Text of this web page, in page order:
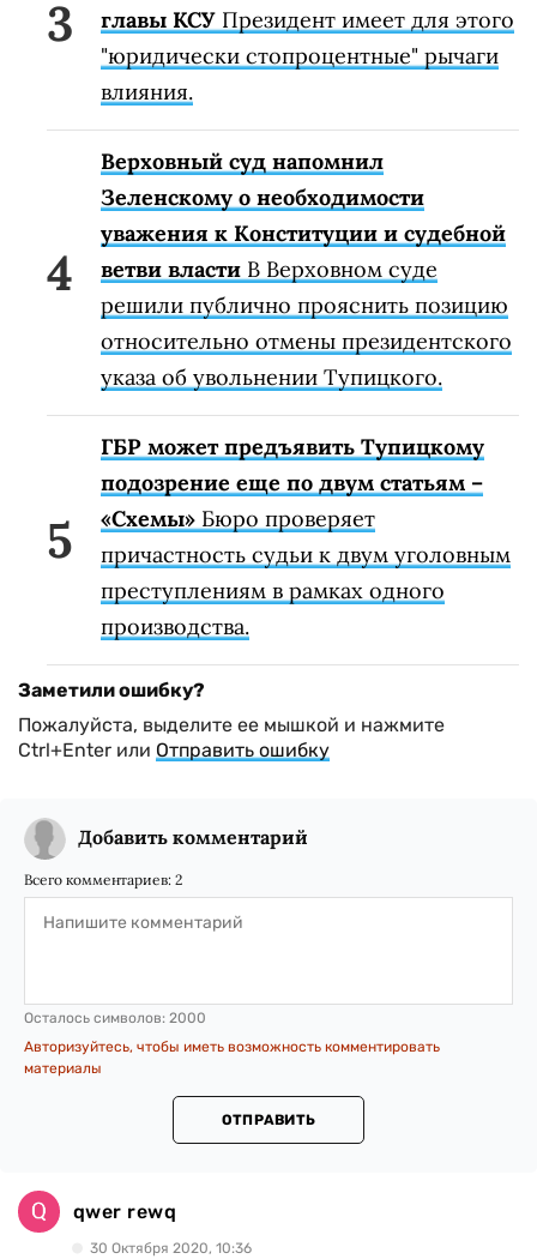
главы КСУ Президент имеет для этого
"юридически стопроцентные" рычаги
влияния.
Верховный суд напомнил
Зеленскому о необходимости
уважения к Конституции и судебной
ветви власти В Верховном суде
решили публично прояснить позицию
относительно отмены президентского
указа об увольнении Тупицкого.
ГБР может предъявить Тупицкому
подозрение еще по двум статьям –
«Схемы» Бюро проверяет
причастность судьи к двум уголовным
преступлениям в рамках одного
производства.
Заметили ошибку?
Пожалуйста, выделите ее мышкой и нажмите
Ctrl+Enter или Отправить ошибку
Добавить комментарий
Всего комментариев: 2
Осталось символов: 2000
Авторизуйтесь, чтобы иметь возможность комментировать
материалы
ОТПРАВИТЬ
qwer rewq
30 Октября 2020, 10:36